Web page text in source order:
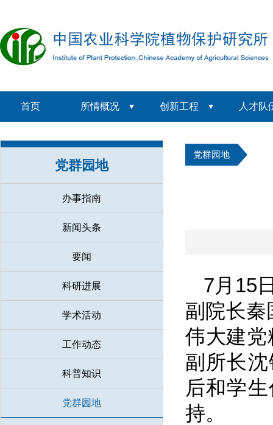
首页 所情概况 创新工程 人才队
党群园地
办事指南
新闻头条
要闻
科研进展
学术活动
工作动态
科普知识
党群园地
党群园地
7月15
副院长秦
伟大建党
副所长
后和学
持。